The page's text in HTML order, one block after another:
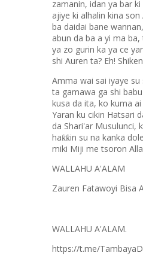
zamanin, idan ya bar
ajiye ki alhalin kina
ba daidai bane
abun da ba a yi ma
ya zo gurin ka ya ce
shi Auren ta? Eh!
Amma wai sai iyaye
ta gamawa ga shi
kusa da ita, ko kuma
Yaran ku cikin Hatsari
da Shari'ar Musulunci,
haƙƙin su na kanka
miki Miji me tsoron
WALLAHU A'ALAM
Zauren Fatawoyi Bisa
WALLAHU A'ALAM.
https://t.me/